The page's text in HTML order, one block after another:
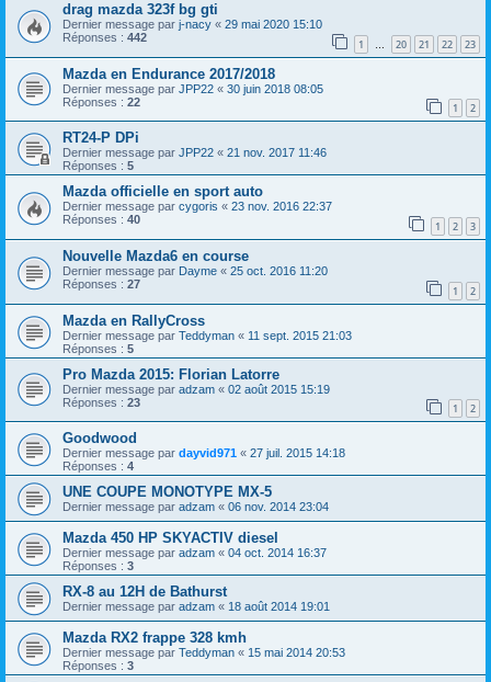
drag mazda 323f bg gti
Dernier message par j-nacy « 29 mai 2020 15:10
Réponses : 442 1 … 20 21 22 23
Mazda en Endurance 2017/2018
Dernier message par JPP22 « 30 juin 2018 08:05
Réponses : 22 1 2
RT24-P DPi
Dernier message par JPP22 « 21 nov. 2017 11:46
Réponses : 5
Mazda officielle en sport auto
Dernier message par cygoris « 23 nov. 2016 22:37
Réponses : 40 1 2 3
Nouvelle Mazda6 en course
Dernier message par Dayme « 25 oct. 2016 11:20
Réponses : 27 1 2
Mazda en RallyCross
Dernier message par Teddyman « 11 sept. 2015 21:03
Réponses : 5
Pro Mazda 2015: Florian Latorre
Dernier message par adzam « 02 août 2015 15:19
Réponses : 23 1 2
Goodwood
Dernier message par dayvid971 « 27 juil. 2015 14:18
Réponses : 4
UNE COUPE MONOTYPE MX-5
Dernier message par adzam « 06 nov. 2014 23:04
Mazda 450 HP SKYACTIV diesel
Dernier message par adzam « 04 oct. 2014 16:37
Réponses : 3
RX-8 au 12H de Bathurst
Dernier message par adzam « 18 août 2014 19:01
Mazda RX2 frappe 328 kmh
Dernier message par Teddyman « 15 mai 2014 20:53
Réponses : 3